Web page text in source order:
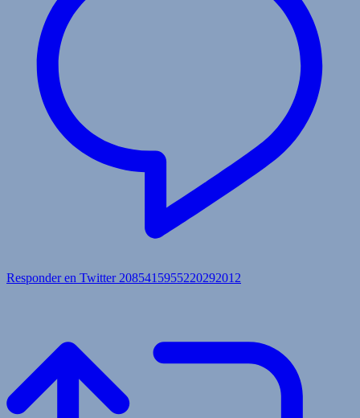
Responder en Twitter 2085415955220292012